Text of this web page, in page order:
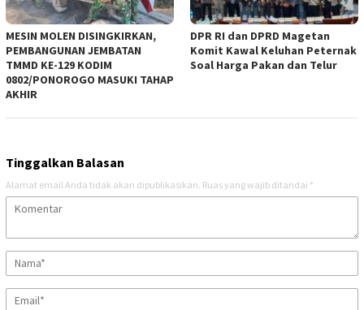
MESIN MOLEN DISINGKIRKAN,
PEMBANGUNAN JEMBATAN
TMMD KE-129 KODIM
0802/PONOROGO MASUKI TAHAP
AKHIR
DPR RI dan DPRD Magetan
Komit Kawal Keluhan Peternak
Soal Harga Pakan dan Telur
Tinggalkan Balasan
Alamat email Anda tidak akan dipublikasikan. Ruas yang wajib ditandai *